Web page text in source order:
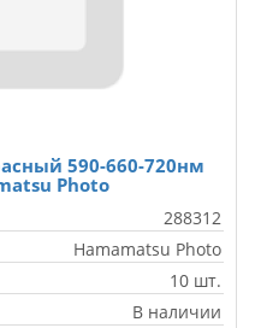
590-660-720нм
Photo
288312
Hamamatsu Photo
10 шт.
В наличии